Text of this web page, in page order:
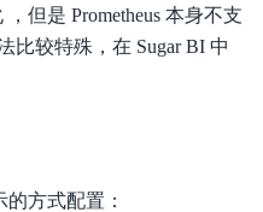
但是 Prometheus 本身不支
比较特殊，在 Sugar BI 中
方式配置：